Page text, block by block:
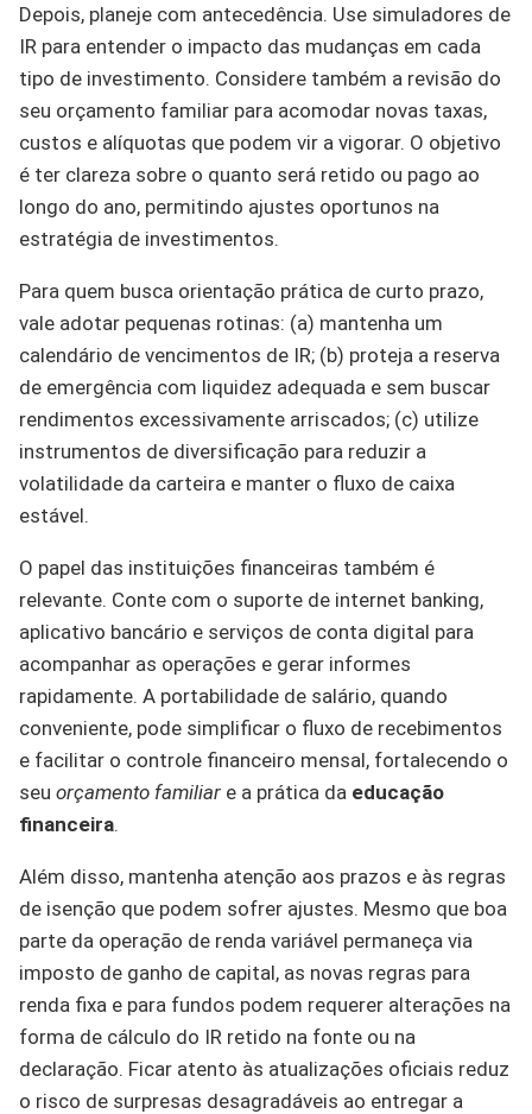
Depois, planeje com antecedência. Use simuladores de
IR para entender o impacto das mudanças em cada
tipo de investimento. Considere também a revisão do
seu orçamento familiar para acomodar novas taxas,
custos e alíquotas que podem vir a vigorar. O objetivo
é ter clareza sobre o quanto será retido ou pago ao
longo do ano, permitindo ajustes oportunos na
estratégia de investimentos.
Para quem busca orientação prática de curto prazo,
vale adotar pequenas rotinas: (a) mantenha um
calendário de vencimentos de IR; (b) proteja a reserva
de emergência com liquidez adequada e sem buscar
rendimentos excessivamente arriscados; (c) utilize
instrumentos de diversificação para reduzir a
volatilidade da carteira e manter o fluxo de caixa
estável.
O papel das instituições financeiras também é
relevante. Conte com o suporte de internet banking,
aplicativo bancário e serviços de conta digital para
acompanhar as operações e gerar informes
rapidamente. A portabilidade de salário, quando
conveniente, pode simplificar o fluxo de recebimentos
e facilitar o controle financeiro mensal, fortalecendo o
seu orçamento familiar e a prática da educação
financeira.
Além disso, mantenha atenção aos prazos e às regras
de isenção que podem sofrer ajustes. Mesmo que boa
parte da operação de renda variável permaneça via
imposto de ganho de capital, as novas regras para
renda fixa e para fundos podem requerer alterações na
forma de cálculo do IR retido na fonte ou na
declaração. Ficar atento às atualizações oficiais reduz
o risco de surpresas desagradáveis ao entregar a